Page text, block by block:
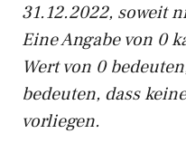
31.12.2022, soweit
Eine Angabe von 0
Wert von 0
bedeuten, dass
vorliegen.